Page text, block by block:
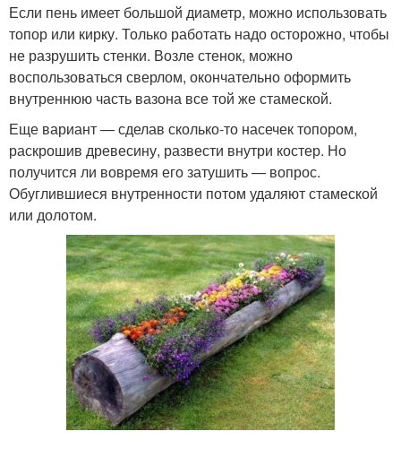
Если пень имеет большой диаметр, можно использовать
топор или кирку. Только работать надо осторожно, чтобы
не разрушить стенки. Возле стенок, можно
воспользоваться сверлом, окончательно оформить
внутреннюю часть вазона все той же стамеской.
Еще вариант — сделав сколько-то насечек топором,
раскрошив древесину, развести внутри костер. Но
получится ли вовремя его затушить — вопрос.
Обуглившиеся внутренности потом удаляют стамеской
или долотом.